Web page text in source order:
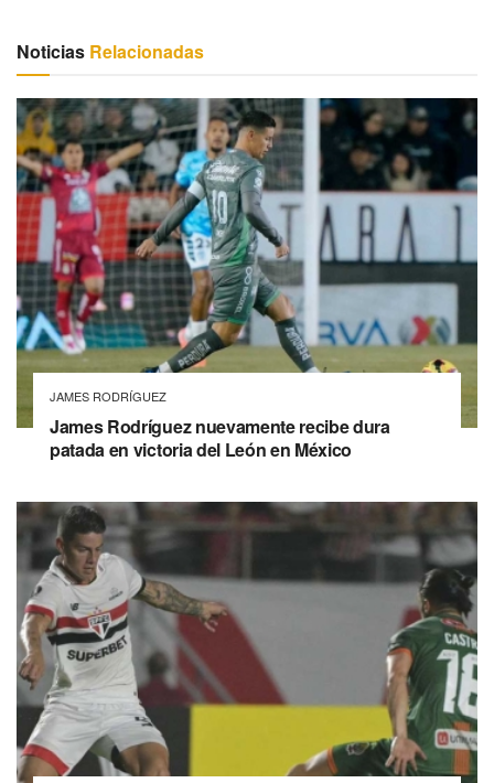
Noticias Relacionadas
JAMES RODRÍGUEZ
James Rodríguez nuevamente recibe dura
patada en victoria del León en México